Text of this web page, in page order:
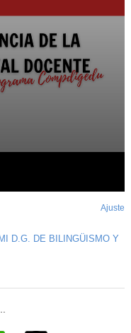
Ajuste
D.G. DE BILINGÜISMO Y